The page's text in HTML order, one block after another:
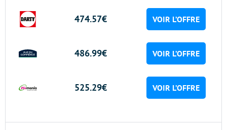
474.57€ VOIR L’OFFRE
486.99€ VOIR L’OFFRE
525.29€ VOIR L’OFFRE